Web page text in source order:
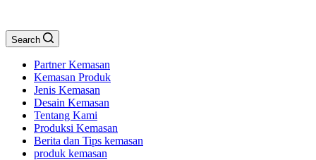
Search
Partner Kemasan
Kemasan Produk
Jenis Kemasan
Desain Kemasan
Tentang Kami
Produksi Kemasan
Berita dan Tips kemasan
produk kemasan